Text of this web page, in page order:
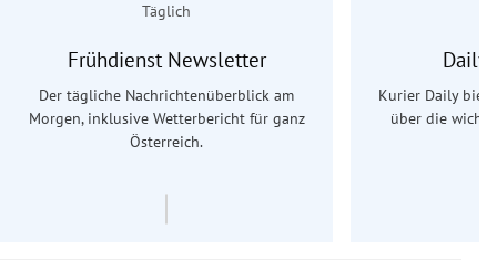
Täglich
Frühdienst Newsletter
Der tägliche Nachrichtenüberblick am
Morgen, inklusive Wetterbericht für ganz
Österreich.
Daily
Kurier Daily
über die